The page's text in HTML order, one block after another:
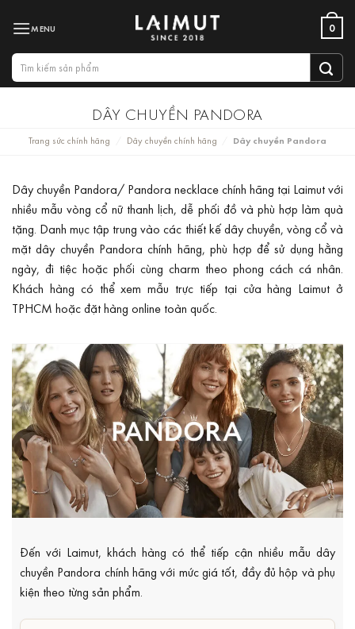
qua
nội
dung
0
Tìm
kiếm:
DÂY CHUYỀN PANDORA
Trang sức chính hãng Dây chuyền chính hãng Dây chuyền Pandora
Dây chuyền Pandora/ Pandora necklace chính hãng tại Laimut với
nhiều mẫu vòng cổ nữ thanh lịch, dễ phối đồ và phù hợp làm quà
tặng. Danh mục tập trung vào các thiết kế dây chuyền, vòng cổ và
mặt dây chuyền Pandora chính hãng, phù hợp để sử dụng hằng
ngày, đi tiệc hoặc phối cùng charm theo phong cách cá nhân.
Khách hàng có thể xem mẫu trực tiếp tại cửa hàng Laimut ở
TPHCM hoặc đặt hàng online toàn quốc.
Đến với Laimut, khách hàng có thể tiếp cận nhiều mẫu dây
chuyền Pandora chính hãng với mức giá tốt, đầy đủ hộp và phụ
kiện theo từng sản phẩm.